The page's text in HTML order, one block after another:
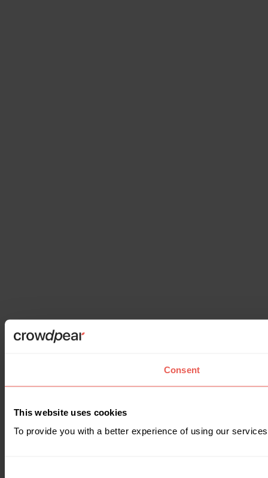
Consent
This website uses cookies
To provide you with a better experience of using our